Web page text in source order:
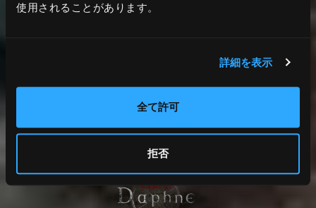
使用されることがあります。
詳細を表示
全て許可
拒否